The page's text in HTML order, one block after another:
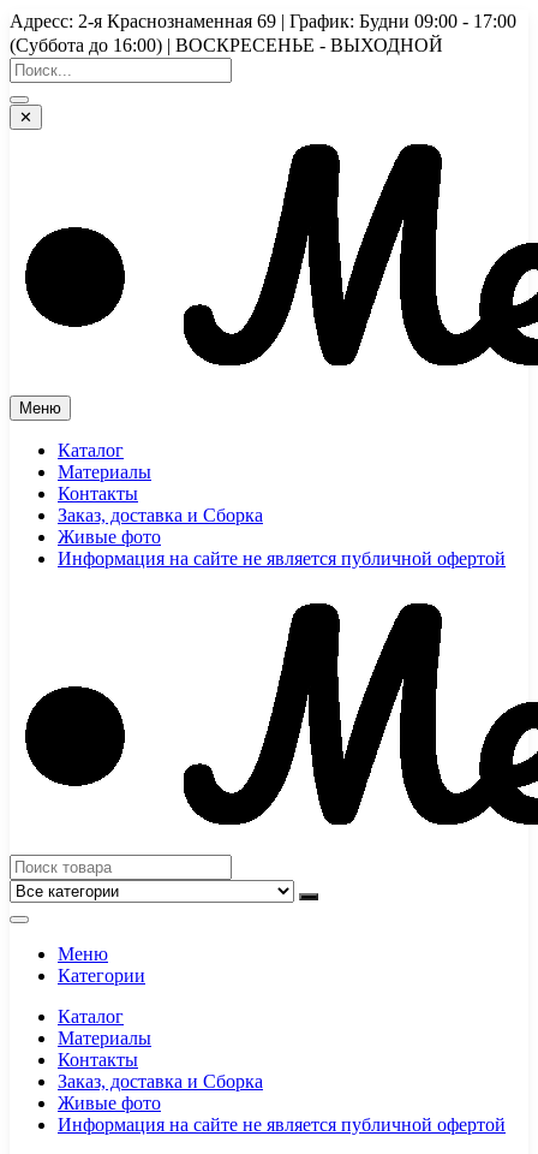
Перейти
к
содержимому
Адресс: 2-я Краснознаменная 69 | График: Будни 09:00 - 17:00
(Суббота до 16:00) | ВОСКРЕСЕНЬЕ - ВЫХОДНОЙ
✕
Меню
Каталог
Материалы
Контакты
Заказ, доставка и Сборка
Живые фото
Информация на сайте не является публичной офертой
Меню
Категории
Каталог
Материалы
Контакты
Заказ, доставка и Сборка
Живые фото
Информация на сайте не является публичной офертой